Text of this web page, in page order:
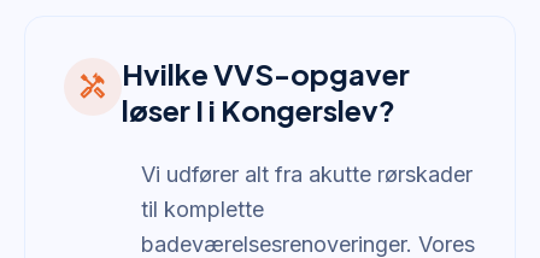
handyman Hvilke VVS-opgaver
løser I i Kongerslev?
Vi udfører alt fra akutte rørskader
til komplette
badeværelsesrenoveringer. Vores